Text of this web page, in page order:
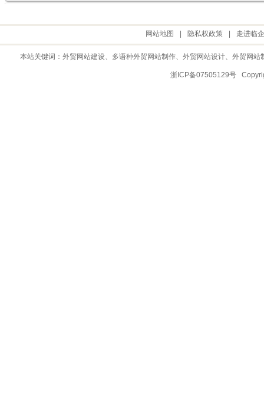
网站地图 隐私权政策 走进临企
本站关键词： 外贸网站建设、多语种外贸网站制作、 外贸网站设计、 外贸网站
浙ICP备07505129号